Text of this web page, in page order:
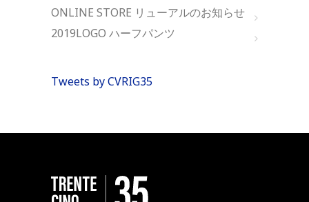
ONLINE STORE リューアルのお知らせ
2019LOGO ハーフパンツ
Tweets by CVRIG35